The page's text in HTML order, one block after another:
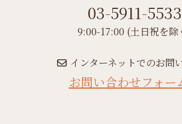
03-5911-5533
9:00-17:00 (土日祝を除
インターネットでのお問
お問い合わせフォー